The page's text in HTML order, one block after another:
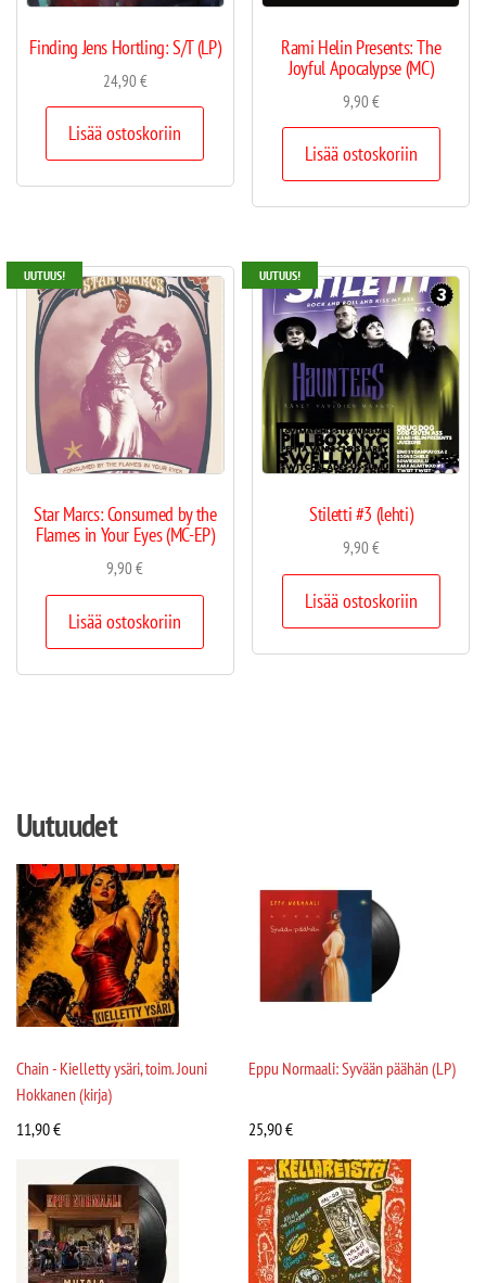
Finding Jens Hortling: S/T (LP)
24,90€
Lisää ostoskoriin
Rami Helin Presents: The
Joyful Apocalypse (MC)
9,90€
Lisää ostoskoriin
UUTUUS!
Star Marcs: Consumed by the
Flames in Your Eyes (MC-EP)
9,90€
Lisää ostoskoriin
UUTUUS!
Stiletti #3 (lehti)
9,90€
Lisää ostoskoriin
Uutuudet
Chain - Kielletty ysäri, toim. Jouni
Hokkanen (kirja)
11,90€
Eppu Normaali: Syvään päähän (LP)
25,90€